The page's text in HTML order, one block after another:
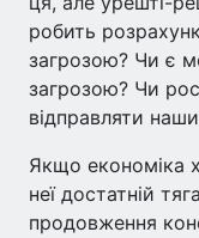
робить
загрозою? Чи є
загрозою? Чи
відправляти
Якщо економіка
неї достатній
продовження